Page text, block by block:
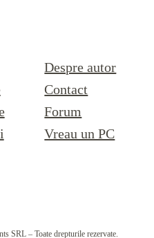
Despre autor
Contact
Forum
Vreau un PC
SRL – Toate drepturile rezervate.